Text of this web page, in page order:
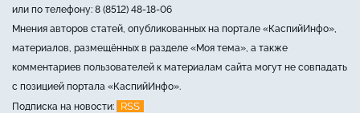
или по телефону: 8 (8512) 48-18-06
Мнения авторов статей, опубликованных на портале «КаспийИнфо»,
материалов, размещённых в разделе «Моя тема», а также
комментариев пользователей к материалам сайта могут не совпадать
с позицией портала «КаспийИнфо».
Подписка на новости:
RSS